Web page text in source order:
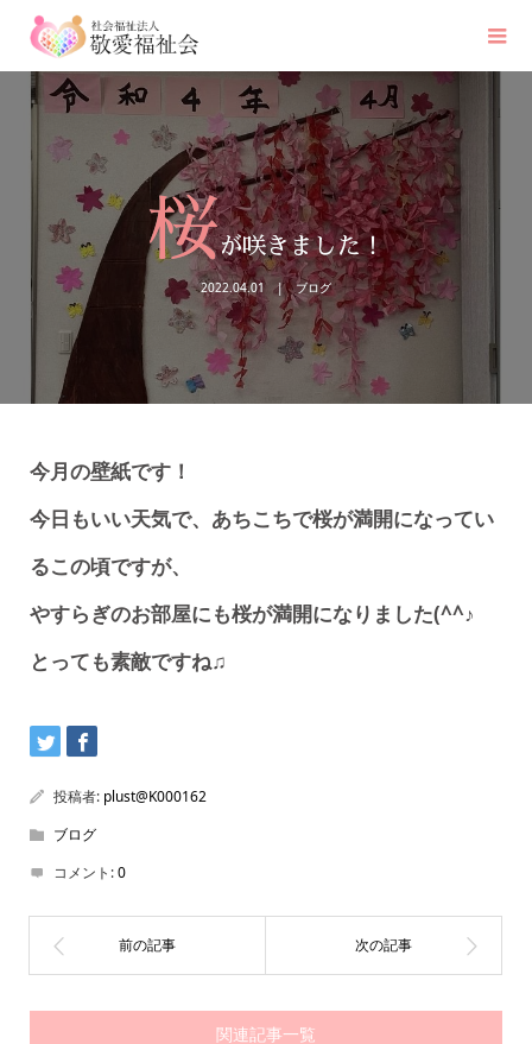
桜が咲きました！
2022.04.01 ブログ
今月の壁紙です！
今日もいい天気で、あちこちで桜が満開になってい
るこの頃ですが、
やすらぎのお部屋にも桜が満開になりました(^^♪
とっても素敵ですね♫
投稿者: plust@K000162
ブログ
コメント:0
関連記事一覧